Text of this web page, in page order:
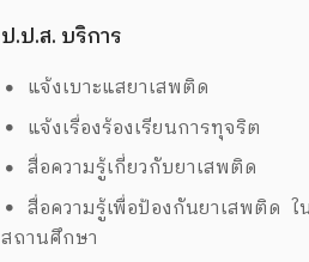
ป.ป.ส. บริการ
แจ้งเบาะแสยาเสพติด
แจ้งเรื่องร้องเรียนการทุจริต
สื่อความรู้เกี่ยวกับยาเสพติด
สื่อความรู้เพื่อป้องกันยาเสพติด ใ
สถานศึกษา